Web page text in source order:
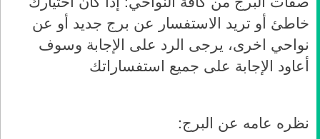
خاطئ أو تريد الاستفسار عن برج جديد أو عن
نواحي اخرى، يرجى الرد على الإجابة وسوف
أعاود الإجابة على جميع استفساراتك
نظره عامه عن البرج: